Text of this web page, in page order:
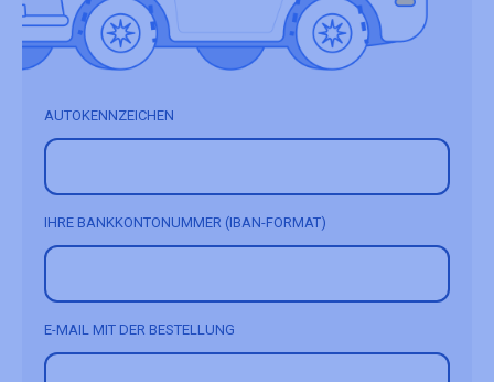
AUTOKENNZEICHEN
IHRE BANKKONTONUMMER (IBAN-FORMAT)
E-MAIL MIT DER BESTELLUNG